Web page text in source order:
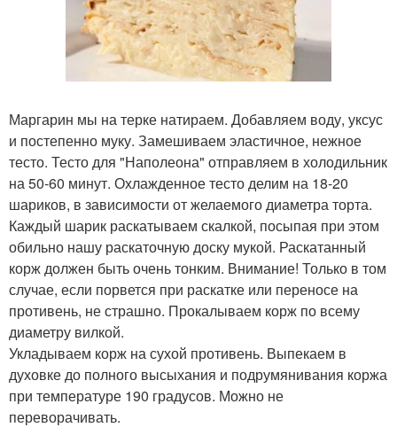
Маргарин мы на терке натираем. Добавляем воду, уксус
и постепенно муку. Замешиваем эластичное, нежное
тесто. Тесто для "Наполеона" отправляем в холодильник
на 50-60 минут. Охлажденное тесто делим на 18-20
шариков, в зависимости от желаемого диаметра торта.
Каждый шарик раскатываем скалкой, посыпая при этом
обильно нашу раскаточную доску мукой. Раскатанный
корж должен быть очень тонким. Внимание! Только в том
случае, если порвется при раскатке или переносе на
противень, не страшно. Прокалываем корж по всему
диаметру вилкой.
Укладываем корж на сухой противень. Выпекаем в
духовке до полного высыхания и подрумянивания коржа
при температуре 190 градусов. Можно не
переворачивать.